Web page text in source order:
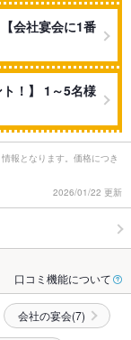
会社宴会に1番
ト！】 1～5名様
報となります。価格につき
2026/01/22 更新
口コミ機能について
会社の宴会(7)